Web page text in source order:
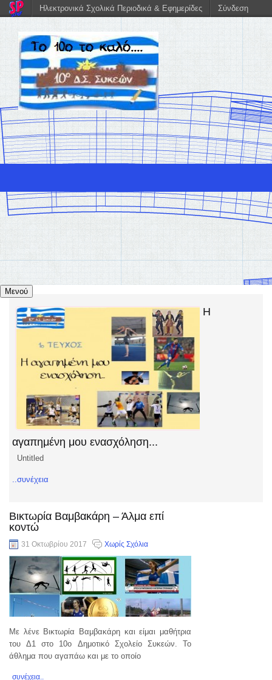
Μενού
Η
αγαπημένη μου ενασχόληση...
Untitled
..συνέχεια
Βικτωρία Βαμβακάρη – Άλμα επί
κοντώ
31 Οκτωβρίου 2017 Χωρίς Σχόλια
Με λένε Βικτωρία Βαμβακάρη και είμαι μαθήτρια
του Δ1 στο 10ο Δημοτικό Σχολείο Συκεών. Το
άθλημα που αγαπάω και με το οποίο
συνέχεια..
Ηλεκτρονικά Σχολικά Περιοδικά & Εφημερίδες Σύνδεση